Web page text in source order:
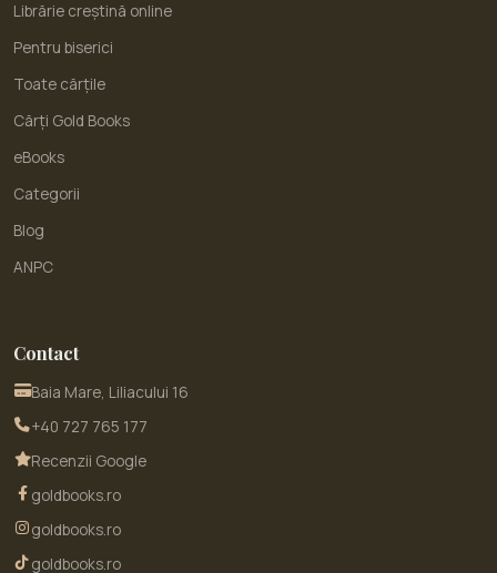
Librărie creștină online
Pentru biserici
Toate cărțile
Cărți Gold Books
eBooks
Categorii
Blog
ANPC
Contact
Baia Mare, Liliacului 16
+40 727 765 177
Recenzii Google
goldbooks.ro
goldbooks.ro
goldbooks.ro